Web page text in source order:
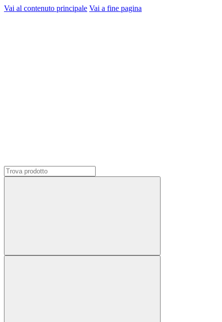
Vai al contenuto principale Vai a fine pagina